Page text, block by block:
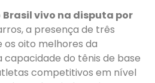
Brasil vivo na disputa por
a presença de três
oito melhores da
do tênis de base
competitivos em nível